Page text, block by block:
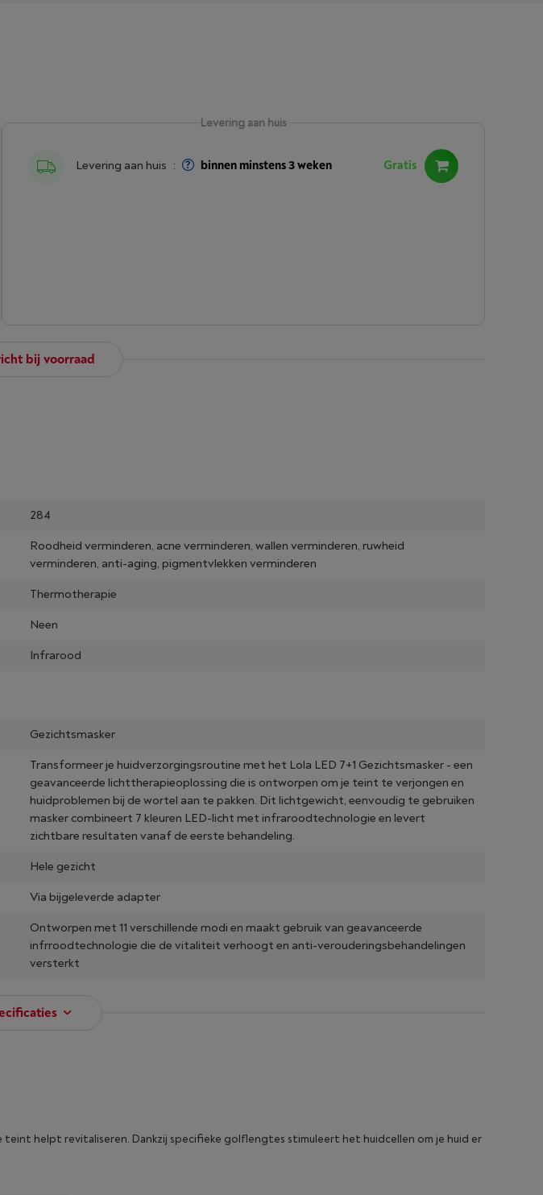
Levering aan huis
Levering aan huis : binnen minstens 3 weken Gratis
bij voorraad
284
Roodheid verminderen, acne verminderen, wallen verminderen, ruwheid
verminderen, anti-aging, pigmentvlekken verminderen
Thermotherapie
Neen
Infrarood
Gezichtsmasker
Transformeer je huidverzorgingsroutine met het Lola LED 7+1 Gezichtsmasker - een
geavanceerde lichttherapieoplossing die is ontworpen om je teint te verjongen en
huidproblemen bij de wortel aan te pakken. Dit lichtgewicht, eenvoudig te gebruiken
masker combineert 7 kleuren LED-licht met infraroodtechnologie en levert
zichtbare resultaten vanaf de eerste behandeling.
Hele gezicht
Via bijgeleverde adapter
Ontworpen met 11 verschillende modi en maakt gebruik van geavanceerde
infrroodtechnologie die de vitaliteit verhoogt en anti-verouderingsbehandelingen
versterkt
helpt revitaliseren. Dankzij specifieke golflengtes stimuleert het huidcellen om je huid er